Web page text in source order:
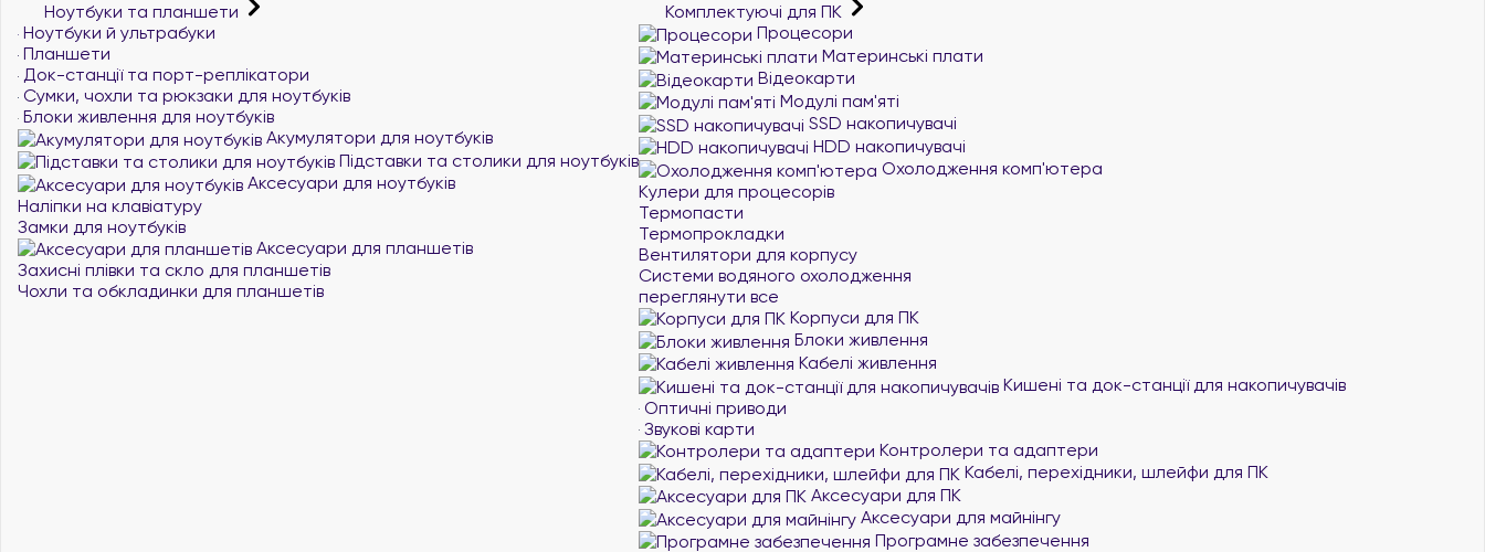
Ноутбуки та планшети
Ноутбуки й ультрабуки
Планшети
Док-станції та порт-реплікатори
Сумки, чохли та рюкзаки для ноутбуків
Блоки живлення для ноутбуків
Акумулятори для ноутбуків
Підставки та столики для ноутбуків
Аксесуари для ноутбуків
Наліпки на клавіатуру
Замки для ноутбуків
Аксесуари для планшетів
Захисні плівки та скло для планшетів
Чохли та обкладинки для планшетів
Комплектуючі для ПК
Процесори
Материнські плати
Відеокарти
Модулі пам'яті
SSD накопичувачі
HDD накопичувачі
Охолодження комп'ютера
Кулери для процесорів
Термопасти
Термопрокладки
Вентилятори для корпусу
Системи водяного охолодження
переглянути все
Корпуси для ПК
Блоки живлення
Кабелі живлення
Кишені та док-станції для накопичувачів
Оптичні приводи
Звукові карти
Контролери та адаптери
Кабелі, перехідники, шлейфи для ПК
Аксесуари для ПК
Аксесуари для майнінгу
Програмне забезпечення